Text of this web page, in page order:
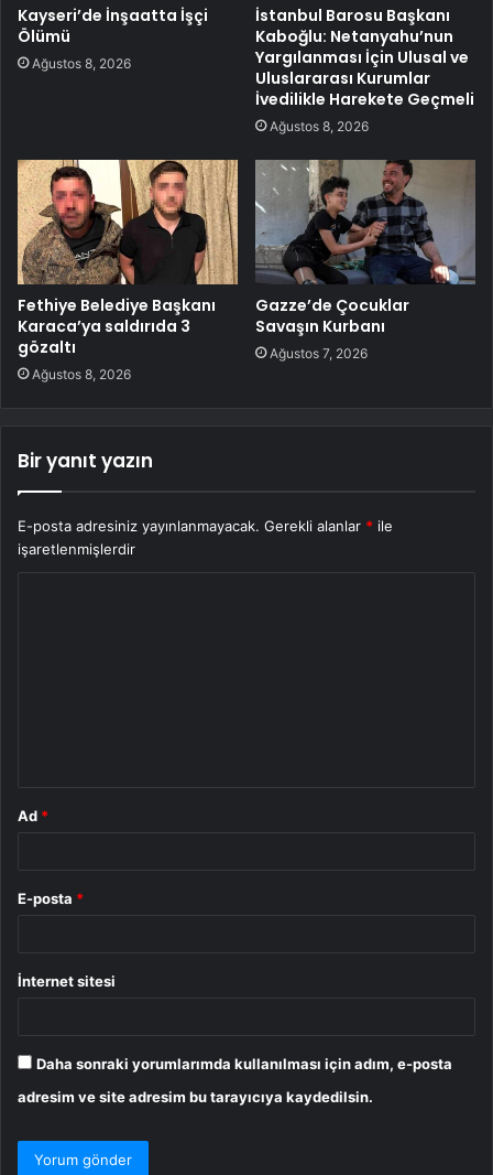
Kayseri’de İnşaatta İşçi
Ölümü
Ağustos 8, 2026
İstanbul Barosu Başkanı
Kaboğlu: Netanyahu’nun
Yargılanması İçin Ulusal ve
Uluslararası Kurumlar
İvedilikle Harekete Geçmeli
Ağustos 8, 2026
Fethiye Belediye Başkanı
Karaca’ya saldırıda 3
gözaltı
Ağustos 8, 2026
Gazze’de Çocuklar
Savaşın Kurbanı
Ağustos 7, 2026
Bir yanıt yazın
E-posta adresiniz yayınlanmayacak. Gerekli alanlar * ile
işaretlenmişlerdir
Ad *
E-posta *
İnternet sitesi
Daha sonraki yorumlarımda kullanılması için adım, e-posta
adresim ve site adresim bu tarayıcıya kaydedilsin.